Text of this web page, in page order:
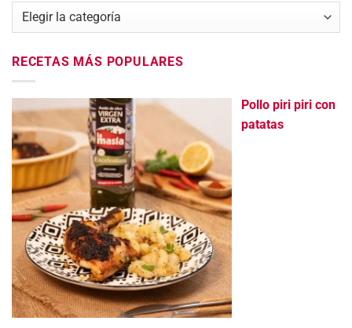
Categorías
RECETAS MÁS POPULARES
Pollo piri piri con
patatas